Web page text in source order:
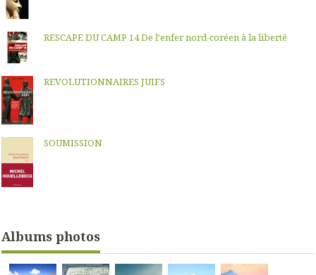
RESCAPE DU CAMP 14 De l'enfer nord-coréen à la liberté
REVOLUTIONNAIRES JUIFS
SOUMISSION
Albums photos